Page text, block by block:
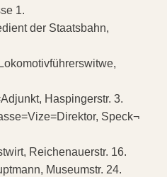
1.
der Staatsbahn,
Haspingerstr. 3.
Speck¬
Reichenauerstr. 16.
Museumstr. 24.